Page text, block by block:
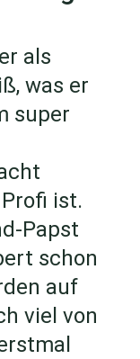
als
was er
super
ist.
Papst
schon
auf
viel von